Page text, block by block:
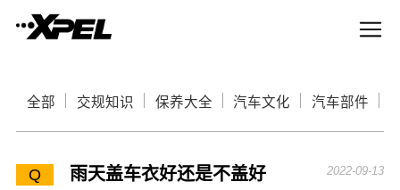
全部 交规知识 保养大全 汽车文化 汽车部件
Q 雨天盖车衣好还是不盖好 2022-09-13